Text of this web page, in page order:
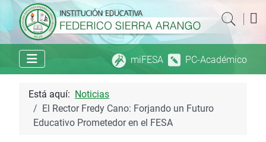
miFESA PC-Académico
|
Está aquí: Noticias
El Rector Fredy Cano: Forjando un Futuro
Educativo Prometedor en el FESA